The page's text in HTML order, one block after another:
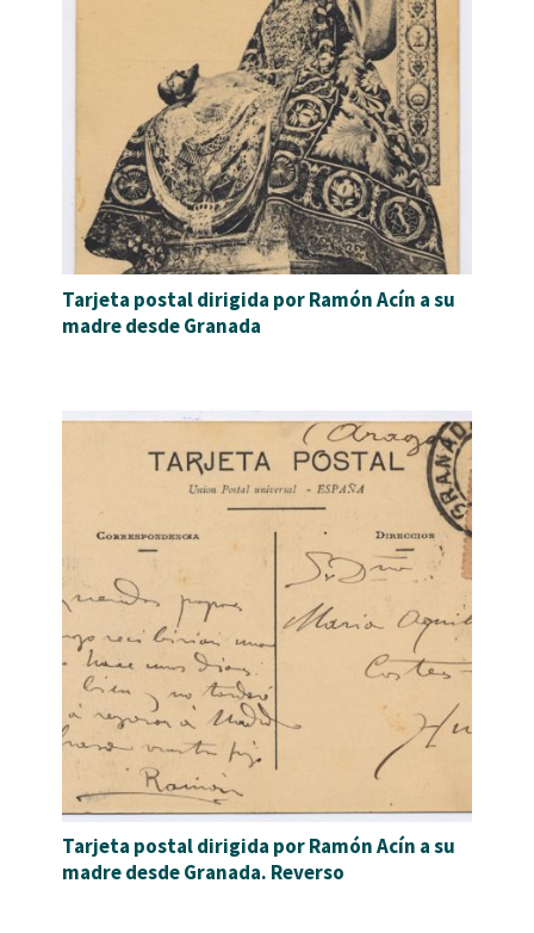
Tarjeta postal dirigida por Ramón Acín a su
madre desde Granada
Tarjeta postal dirigida por Ramón Acín a su
madre desde Granada. Reverso